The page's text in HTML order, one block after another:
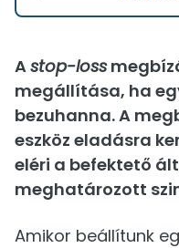
Astop-loss
megállítása, ha
bezuhanna. A
eszköz eladásra
eléri a befektető
meghatározott
Amikor beállítunk